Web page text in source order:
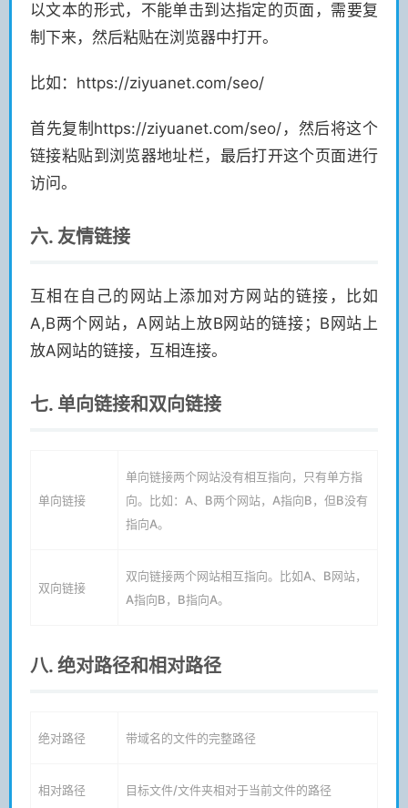
以文本的形式，不能单击到达指定的页面，需要复
制下来，然后粘贴在浏览器中打开。
比如：https://ziyuanet.com/seo/
首先复制https://ziyuanet.com/seo/，然后将这个
链接粘贴到浏览器地址栏，最后打开这个页面进行
访问。
六. 友情链接
互相在自己的网站上添加对方网站的链接，比如
A,B两个网站，A网站上放B网站的链接；B网站上
放A网站的链接，互相连接。
七. 单向链接和双向链接
单向链接
单向链接两个网站没有相互指向，只有单方指
向。比如：A、B两个网站，A指向B，但B没有
指向A。
双向链接
双向链接两个网站相互指向。比如A、B网站，
A指向B，B指向A。
八. 绝对路径和相对路径
绝对路径 带域名的文件的完整路径
相对路径 目标文件/文件夹相对于当前文件的路径